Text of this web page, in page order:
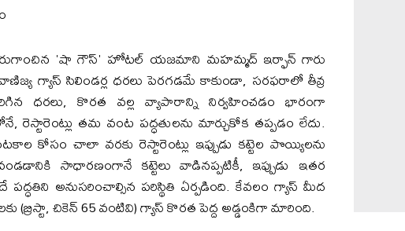
'షా గౌస్' హోటల్ యజమాని మహమ్మద్ ఇర్ఫాన్ గారు
గ్యాస్ సిలిండర్ల ధరలు పెరగడమే కాకుండా, సరఫరాలో తీవ్ర
ధరలు, కొరత వల్ల వ్యాపారాన్ని నిర్వహించడం భారంగా
తమ వంట పద్ధతులను మార్చుకోక తప్పడం లేదు.
కోసం చాలా వరకు రెస్టారెంట్లు ఇప్పుడు కట్టెల పొయ్యిలను
సాధారణంగానే కట్టెలు వాడినప్పటికీ, ఇప్పుడు ఇతర
అనుసరించాల్సిన పరిస్థితి ఏర్పడింది. కేవలం గ్యాస్ మీద
(బ్రిస్టా, చికెన్ 65 వంటివి) గ్యాస్ కొరత పెద్ద అడ్డంకిగా మారింది.